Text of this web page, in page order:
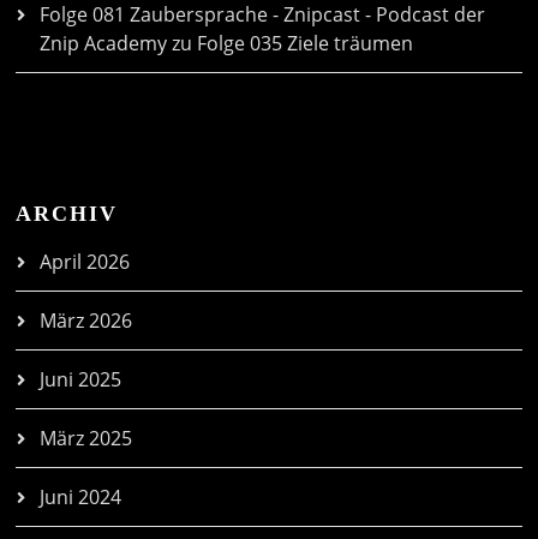
Folge 081 Zaubersprache - Znipcast - Podcast der
Znip Academyzu Folge 035 Ziele träumen
ARCHIV
April 2026
März 2026
Juni 2025
März 2025
Juni 2024